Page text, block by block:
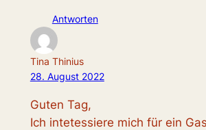
Antworten
Tina Thinius
28. August 2022
Guten Tag,
Ich intetessiere mich für ein